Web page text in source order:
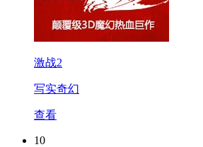
激战2
写实奇幻
查看
10